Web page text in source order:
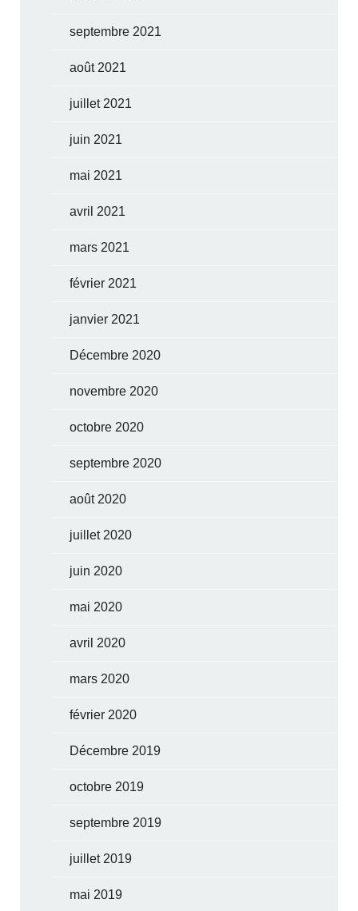
septembre 2021
août 2021
juillet 2021
juin 2021
mai 2021
avril 2021
mars 2021
février 2021
janvier 2021
Décembre 2020
novembre 2020
octobre 2020
septembre 2020
août 2020
juillet 2020
juin 2020
mai 2020
avril 2020
mars 2020
février 2020
Décembre 2019
octobre 2019
septembre 2019
juillet 2019
mai 2019